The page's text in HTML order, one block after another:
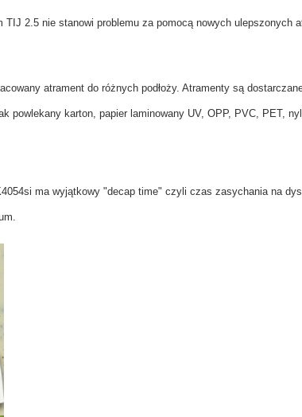
TIJ 2.5 nie stanowi problemu za pomocą nowych
atrament do różnych podłoży. Atramenty są
powlekany karton, papier laminowany UV, OPP, PVC, PET,
ma wyjątkowy "decap time" czyli czas zasychania na